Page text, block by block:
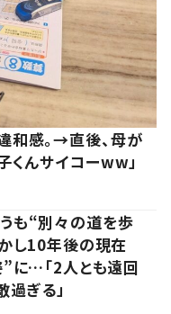
和感。→直後、母が
くんサイコーww」
も“別々の道を歩
し10年後の現在
に…「2人とも遠回
過ぎる」